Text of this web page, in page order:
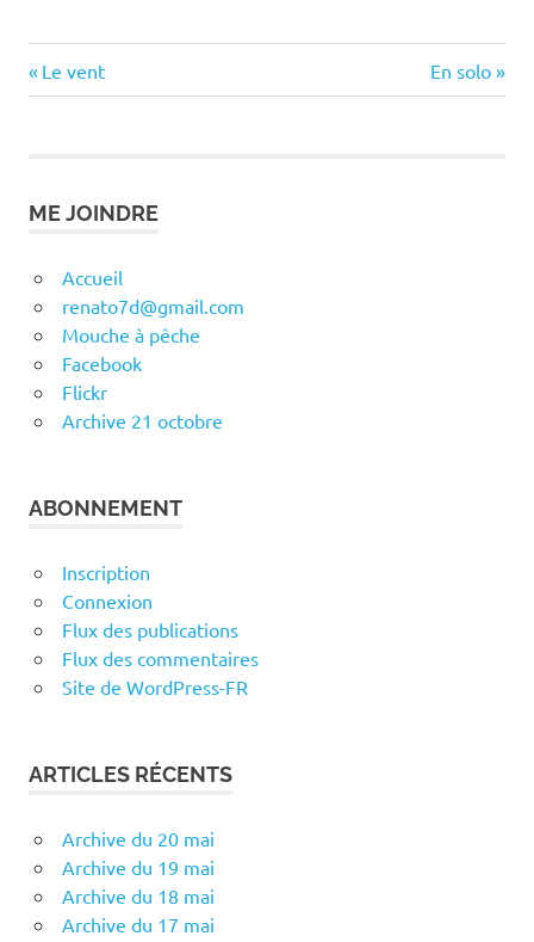
Navigation
Previous
Post:
Le vent
Next
Post:
En solo
ME JOINDRE
Accueil
renato7d@gmail.com
Mouche à pêche
Facebook
Flickr
Archive 21 octobre
ABONNEMENT
Inscription
Connexion
Flux des publications
Flux des commentaires
Site de WordPress-FR
ARTICLES RÉCENTS
Archive du 20 mai
Archive du 19 mai
Archive du 18 mai
Archive du 17 mai